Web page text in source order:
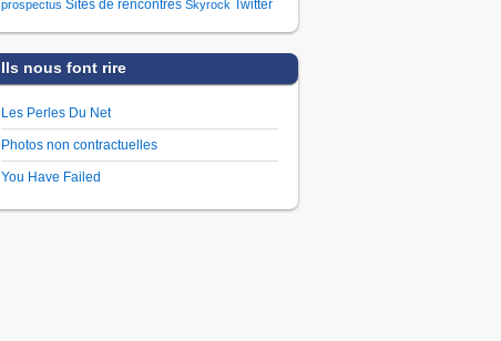
prospectus Sites de rencontres Skyrock Twitter
Ils nous font rire
Les Perles Du Net
Photos non contractuelles
You Have Failed